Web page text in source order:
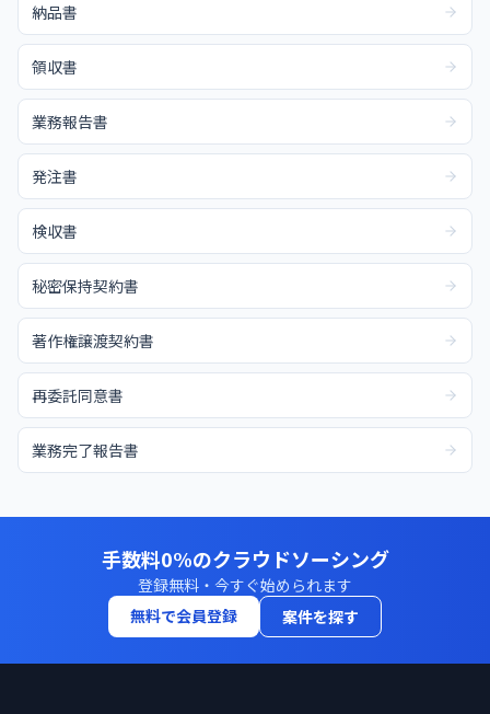
納品書
領収書
業務報告書
発注書
検収書
秘密保持契約書
著作権譲渡契約書
再委託同意書
業務完了報告書
手数料0%のクラウドソーシング
登録無料・今すぐ始められます
無料で会員登録
案件を探す